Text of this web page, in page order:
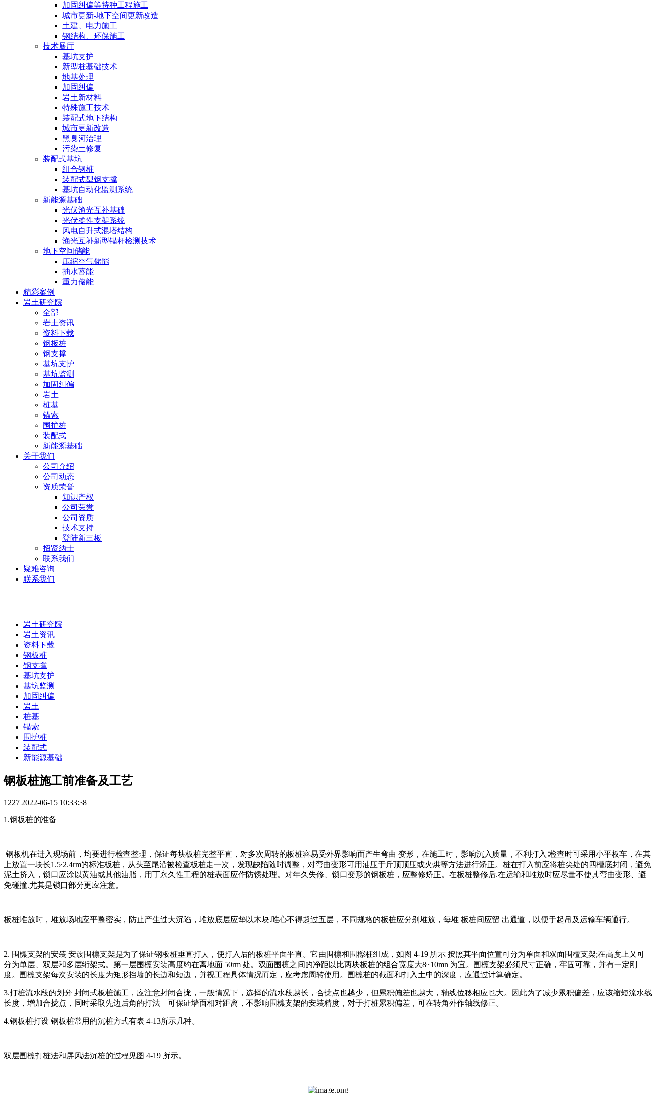
加固纠偏等特种工程施工
城市更新-地下空间更新改造
土建、电力施工
钢结构、环保施工
技术展厅
基坑支护
新型桩基础技术
地基处理
加固纠偏
岩土新材料
特殊施工技术
装配式地下结构
城市更新改造
黑臭河治理
污染土修复
装配式基坑
组合钢桩
装配式型钢支撑
基坑自动化监测系统
新能源基础
光伏渔光互补基础
光伏柔性支架系统
风电自升式混塔结构
渔光互补新型锚杆检测技术
地下空间储能
压缩空气储能
抽水蓄能
重力储能
精彩案例
岩土研究院
全部
岩土资讯
资料下载
钢板桩
钢支撑
基坑支护
基坑监测
加固纠偏
岩土
桩基
锚索
围护桩
装配式
新能源基础
关于我们
公司介绍
公司动态
资质荣誉
知识产权
公司荣誉
公司资质
技术支持
登陆新三板
招贤纳士
联系我们
疑难咨询
联系我们
岩土研究院
岩土资讯
资料下载
钢板桩
钢支撑
基坑支护
基坑监测
加固纠偏
岩土
桩基
锚索
围护桩
装配式
新能源基础
钢板桩施工前准备及工艺
1227 2022-06-15 10:33:38
1.钢板桩的准备
钢板机在进入现场前，均要进行检查整理，保证每块板桩完整平直，对多次周转的板桩容易受外界影响而产生弯曲 变形，在施工时，影响沉入质量，不利打入∶检查时可采用小平板车，在其
上放置一块长1.5·2.4rm的标准板桩，从头至尾沿被检查板桩走一次，发现缺陷随时调整，对弯曲变形可用油压于斤顶顶压或火烘等方法进行矫正。桩在打入前应将桩尖处的四槽底封闭，避免
泥土挤入，锁口应涂以黄油或其他油脂，用丁永久性工程的桩表面应作防锈处理。对年久失修、锁口变形的钢板桩，应整修矫正。在板桩整修后.在运输和堆放时应尽量不使其弯曲变形、避
免碰撞.尤其是锁口部分更应注意。
板桩堆放时，堆放场地应平整密实，防止产生过大沉陷，堆放底层应垫以木块.唯心不得超过五层，不同规格的板桩应分别堆放，每堆 板桩间应留 出通道，以便于起吊及运输车辆通行。
2. 围檩支架的安装 安设围檩支架是为了保证钢板桩垂直打人，使打入后的板桩平面平直。它由围檩和围檫桩组成，如图 4-19 所示 按照其平面位置可分为单面和双面围檀支架;在高度上又可
分为单层、双层和多层绗架式。第一层围檩安装高度约在离地面 50rm 处。双面围檩之间的净距以比两块板桩的组合宽度大8~10mn 为宜。围檩支架必须尺寸正确，牢固可靠，并有一定刚
度。围檩支架每次安装的长度为矩形挡墙的长边和短边，并视工程具体情况而定，应考虑周转使用。围檩桩的截面和打入土中的深度，应通过计算确定。
3.打桩流水段的划分 封闭式板桩施工，应注意封闭合拢，一般情况下，选择的流水段越长，合拢点也越少，但累积偏差也越大，轴线位移相应也大。因此为了减少累积偏差，应该缩短流水线
长度，增加合拢点，同时采取先边后角的打法，可保证墙面相对距离，不影响围檩支架的安装精度，对于打桩累积偏差，可在转角外作轴线修正。
4.钢板桩打设 钢板桩常用的沉桩方式有表 4-13所示几种。
双层围檩打桩法和屏风法沉桩的过程见图 4-19 所示。